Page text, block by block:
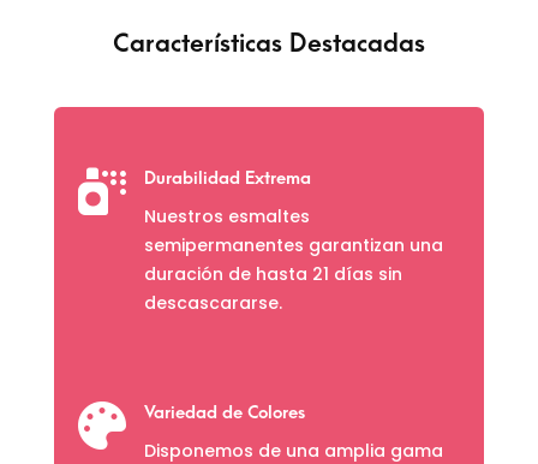
Características Destacadas
 Durabilidad Extrema
Nuestros esmaltes
semipermanentes garantizan una
duración de hasta 21 días sin
descascararse.
 Variedad de Colores
Disponemos de una amplia gama